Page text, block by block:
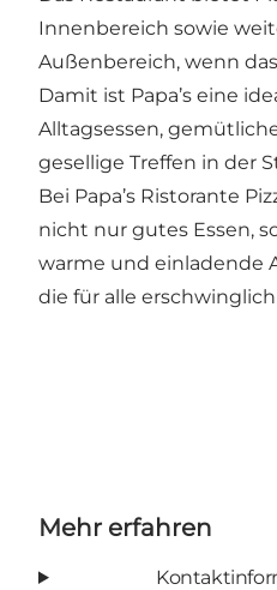
Innenbereich sowie
Außenbereich, wenn
Damit ist Papa’s eine
Alltagsessen,
gesellige Treffen in der
Bei Papa’s Ristorante
nicht nur gutes Essen,
warme und einladende
die für alle
Mehr erfahren